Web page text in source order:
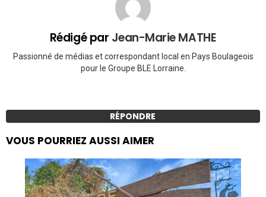
Rédigé par Jean-Marie MATHE
Passionné de médias et correspondant local en Pays Boulageois
pour le Groupe BLE Lorraine.
RÉPONDRE
VOUS POURRIEZ AUSSI AIMER